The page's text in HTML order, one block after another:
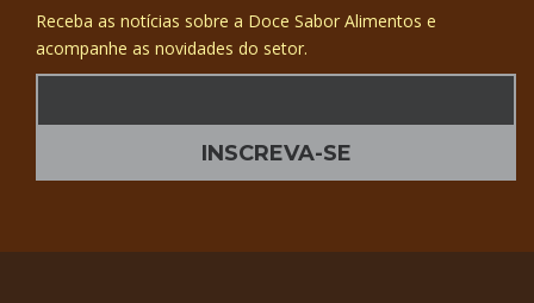
Receba as notícias sobre a Doce Sabor Alimentos e
acompanhe as novidades do setor.